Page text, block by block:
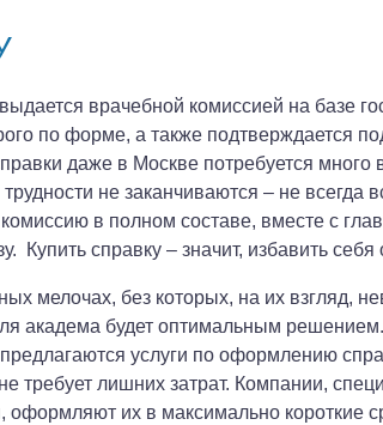
врачебной комиссией на базе
по форме, а также подтверждается
даже в Москве потребуется много
не заканчиваются – не всегда
в полном составе, вместе с
Купить справку – значит, избавить себя
мелочах, без которых, на их взгляд,
академа будет оптимальным
услуги по оформлению
требует лишних затрат. Компании,
их в максимально короткие